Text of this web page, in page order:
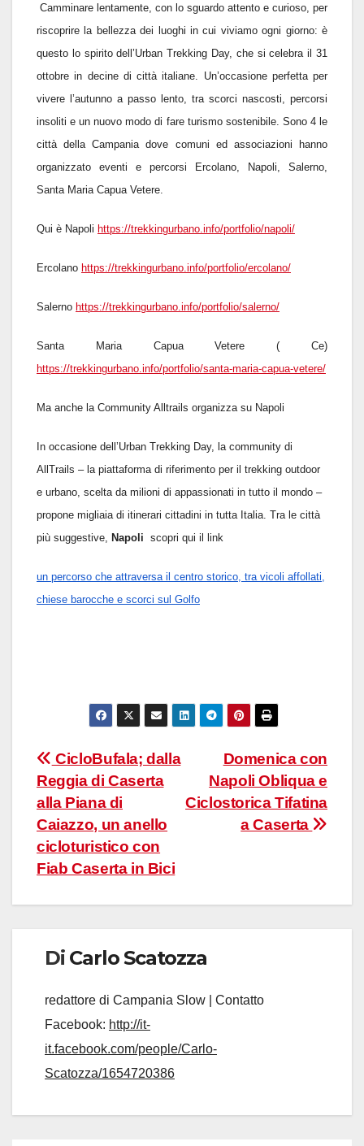
Camminare lentamente, con lo sguardo attento e curioso, per
riscoprire la bellezza dei luoghi in cui viviamo ogni giorno: è
questo lo spirito dell’Urban Trekking Day, che si celebra il 31
ottobre in decine di città italiane. Un’occasione perfetta per
vivere l’autunno a passo lento, tra scorci nascosti, percorsi
insoliti e un nuovo modo di fare turismo sostenibile. Sono 4 le
città della Campania dove comuni ed associazioni hanno
organizzato eventi e percorsi Ercolano, Napoli, Salerno,
Santa Maria Capua Vetere.
Qui è Napoli https://trekkingurbano.info/portfolio/napoli/
Ercolano https://trekkingurbano.info/portfolio/ercolano/
Salerno https://trekkingurbano.info/portfolio/salerno/
Santa Maria Capua Vetere ( Ce)
https://trekkingurbano.info/portfolio/santa-maria-capua-vetere/
Ma anche la Community Alltrails organizza su Napoli
In occasione dell’Urban Trekking Day, la community di
AllTrails – la piattaforma di riferimento per il trekking outdoor
e urbano, scelta da milioni di appassionati in tutto il mondo –
propone migliaia di itinerari cittadini in tutta Italia. Tra le città
più suggestive, Napoli scopri qui il link
un percorso che attraversa il centro storico, tra vicoli affollati,
chiese barocche e scorci sul Golfo
Navigazione
articoli
Domenica con
Napoli Obliqua e
Ciclostorica Tifatina
a Caserta
CicloBufala; dalla
Reggia di Caserta
alla Piana di
Caiazzo, un anello
cicloturistico con
Fiab Caserta in Bici
Di Carlo Scatozza
redattore di Campania Slow | Contatto
Facebook: http://it-
it.facebook.com/people/Carlo-
Scatozza/1654720386